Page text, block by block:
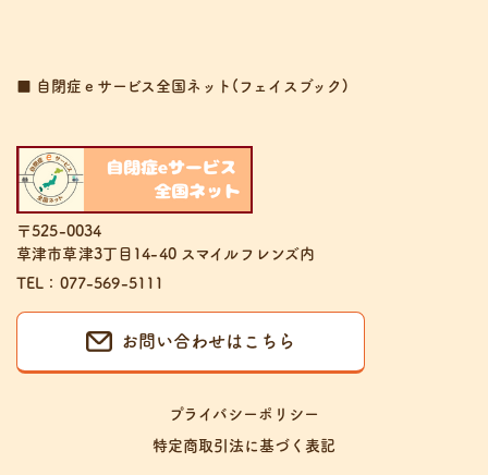
■ 自閉症ｅサービス全国ネット(フェイスブック)
〒525-0034
草津市草津3丁目14-40 スマイルフレンズ内
TEL：077-569-5111
お問い合わせはこちら
プライバシーポリシー
特定商取引法に基づく表記